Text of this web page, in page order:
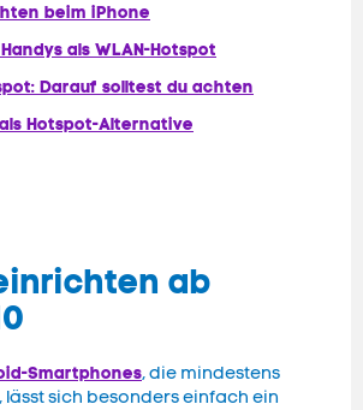
beim iPhone
als WLAN-Hotspot
Darauf solltest du achten
Hotspot-Alternative
ab
Smartphones, die mindestens
lässt sich besonders einfach ein